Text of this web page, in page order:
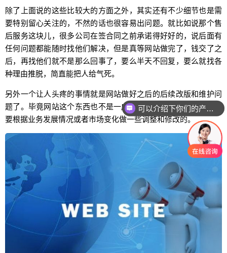
除了上面说的这些比较大的方面之外，其实还有不少细节也是需
要特别留心关注的，不然的话也很容易出问题。就比如说那个售
后服务这块儿，很多公司在签合同之前承诺得好好的，说后面有
任何问题都能随时找他们解决，但是真等网站做完了，钱交了之
后，再找他们就不是那么回事了，要么半天不回复，要么就找各
种理由推脱，简直能把人给气死。
另外一个让人头疼的事情就是网站做好之后的后续改版和维护问
题了。毕竟网站这个东西也不是一成不变的，过段时间可能就需
要根据业务发展情况或者市场变化做一些调整和修改的。